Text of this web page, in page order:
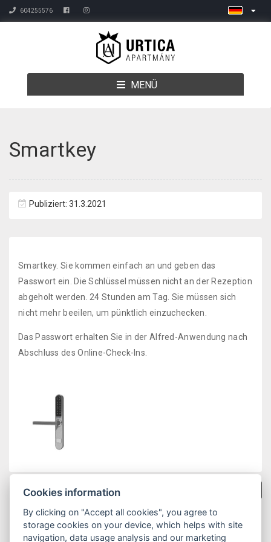
604255576
MENÜ
Smartkey
Publiziert: 31.3.2021
Smartkey. Sie kommen einfach an und geben das
Passwort ein. Die Schlüssel müssen nicht an der Rezeption
abgeholt werden. 24 Stunden am Tag. Sie müssen sich
nicht mehr beeilen, um pünktlich einzuchecken.
Das Passwort erhalten Sie in der Alfred-Anwendung nach
Abschluss des Online-Check-Ins.
Cookies information
By clicking on "Accept all cookies", you agree to
storage cookies on your device, which helps with site
navigation, data usage analysis and our marketing